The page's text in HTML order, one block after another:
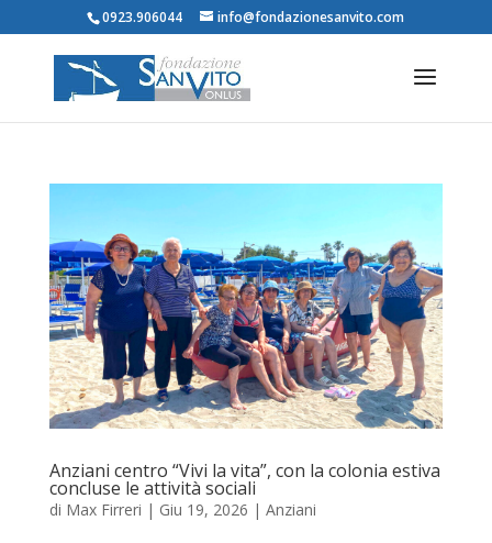
0923.906044 info@fondazionesanvito.com
Anziani centro “Vivi la vita”, con la colonia estiva
concluse le attività sociali
di Max Firreri | Giu 19, 2026 | Anziani